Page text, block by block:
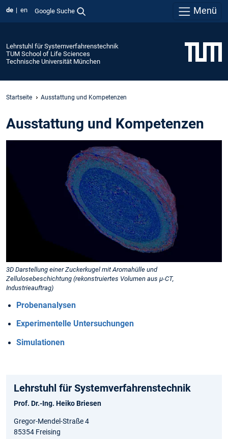
de en Google Suche Menü
Lehrstuhl für Systemverfahrenstechnik
TUM School of Life Sciences
Technische Universität München
Startseite Ausstattung und Kompetenzen
Ausstattung und Kompetenzen
3D Darstellung einer Zuckerkugel mit Aromahülle und
Zellulosebeschichtung (rekonstruiertes Volumen aus µ-CT,
Industrieauftrag)
Probenanalysen
Experimentelle Untersuchungen
Simulationen
Lehrstuhl für System­verfahrens­technik
Prof. Dr.-Ing. Heiko Briesen
Gregor-Mendel-Straße 4
85354 Freising